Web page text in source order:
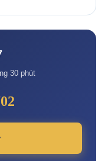
30 phút